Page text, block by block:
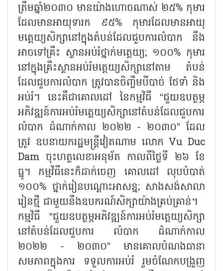
ត្រឹមឆ្នាំ២០៣០ មានយ៉ាងហោចណាស់ ២៥% កុមារ
ដែលមានអាយុទារក ៩៥% កុមារដែលមានអាយុ
មត្តេយ្យសិក្សានៅក្នុងតំបន់ដែលជួបការលំបាក នឹង
អាចទៅគ្រឹះ ស្ថានអប់រំថ្នាក់មត្តេយ្យ; ១០០% កុមារ
នៅក្នុងគ្រឹះស្ថានអប់រំមត្តេយ្យសិក្សានៅតាម តំបន់
ដែលជួបការលំបាក ត្រូវបានចិញ្ចឹមបីបាច់ ថែទាំ និង
អប់រំ។ នេះគឺជាគោលដៅ នៃកម្មវិធី “ជួយឧបត្ថម្ភ
អភិវឌ្ឍន៍ការអប់រំមត្តេយ្យសិក្សានៅតំបន់ដែលជួបការ
លំបាក ដំណាក់កាល ២០២២ - ២០៣០” ដែល
ត្រូវ ឧបនាយករដ្ឋមន្ត្រីវៀតណាម លោក Vu Duc
Dam ចុះហត្ថលេខាអនុម័ត កាលពីថ្ងៃទី ២៦ ខែ
ធ្នូ។ កម្មវិធីនេះក៏ដាក់ចេញ គោលដៅ លុបបំបាត់
១០០% ថ្នាក់រៀនបណ្តោះអាសន្ន; សាងសង់សាលា
រៀនថ្មី ជាមួយនឹងឧបករណ៍សិក្សាយ៉ាងគ្រប់គ្រាន់។
កម្មវិធី “ជួយឧបត្ថម្ភអភិវឌ្ឍន៍ការអប់រំមត្តេយ្យសិក្សា
នៅតំបន់ដែលជួបការ លំបាក ដំណាក់កាល
២០២២ - ២០៣០” មានគោលបំណងធានា
សមភាពក្នុងការ ទទួលការអប់រំ រួមចំណែកបង្រួញ